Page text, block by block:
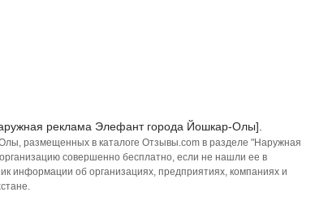
реклама Элефант города Йошкар-Олы].
размещенных в каталоге Отзывы.com в разделе "Наружная
совершенно бесплатно, если не нашли ее в
информации об организациях, предприятиях, компаниях и